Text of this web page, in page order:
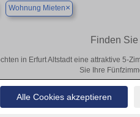
Alle Cookies akzeptieren
Wohnung Mieten×
Finden
in Erfurt Altstadt eine attraktive 5-
Sie Ihre
wir derzeit keine passenden